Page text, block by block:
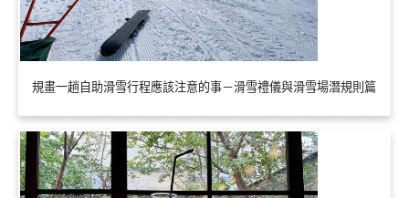
規畫一趟自助滑雪行程應該注意的事－滑雪禮儀與滑雪場潛規則篇